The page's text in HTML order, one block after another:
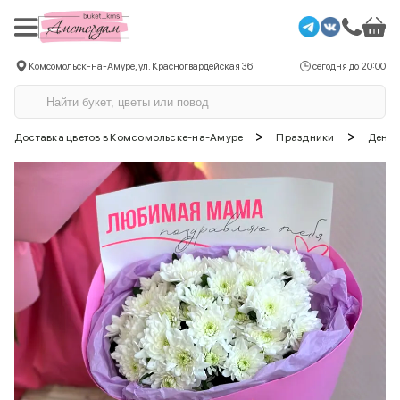
Комсомольск-на-Амуре, ул. Красногвардейская 36 сегодня до 20:00
Доставка цветов в Комсомольске-на-Амуре > Праздники > День